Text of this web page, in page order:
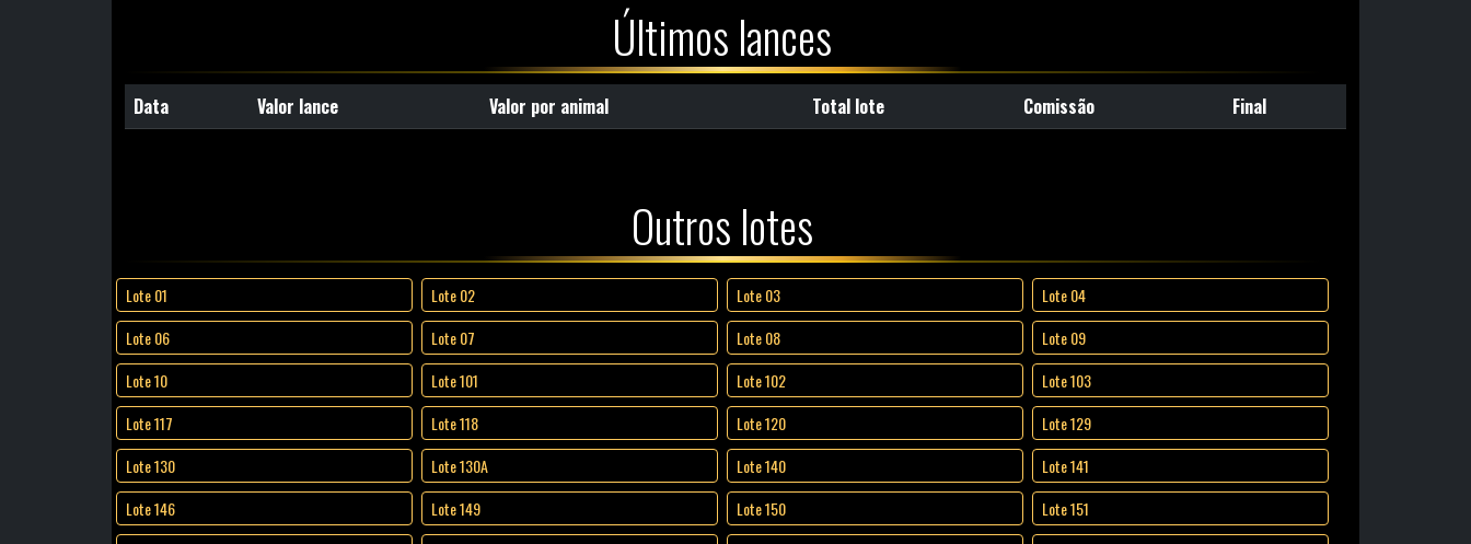
Últimos lances
Data Valor lance Valor por animal Total lote Comissão Final
Outros lotes
Lote 01 Lote 02 Lote 03
Lote 04
Lote 06
Lote 07 Lote 08
Lote 09
Lote 10
Lote 101 Lote 102
Lote 103
Lote 117
Lote 118 Lote 120
Lote 129
Lote 130
Lote 130A Lote 140
Lote 141
Lote 146
Lote 149 Lote 150
Lote 151